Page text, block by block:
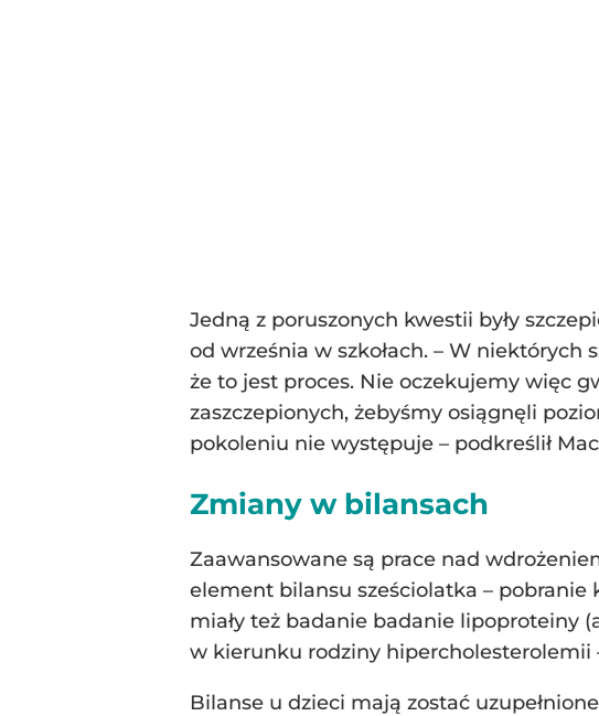
Jedną z poruszonych kwestii były
od września w szkołach. – W niektórych
że to jest proces. Nie oczekujemy więc
zaszczepionych, żebyśmy osiągnęli
pokoleniu nie występuje – podkreślił
Zmiany w bilansach
Zaawansowane są prace nad
element bilansu sześciolatka – pobranie
miały też badanie badanie lipoproteiny
w kierunku rodziny hipercholesterolemii
Bilanse u dzieci mają zostać